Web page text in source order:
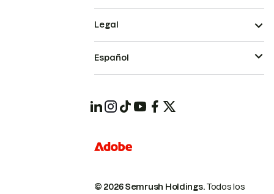
© 2026 Semrush Holdings.Todos los
Legal
Español